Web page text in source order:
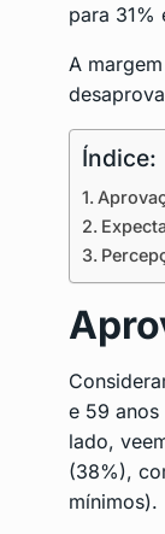
para 31%
A
Índice:
e 59
lado,
(38%),
mínimos).